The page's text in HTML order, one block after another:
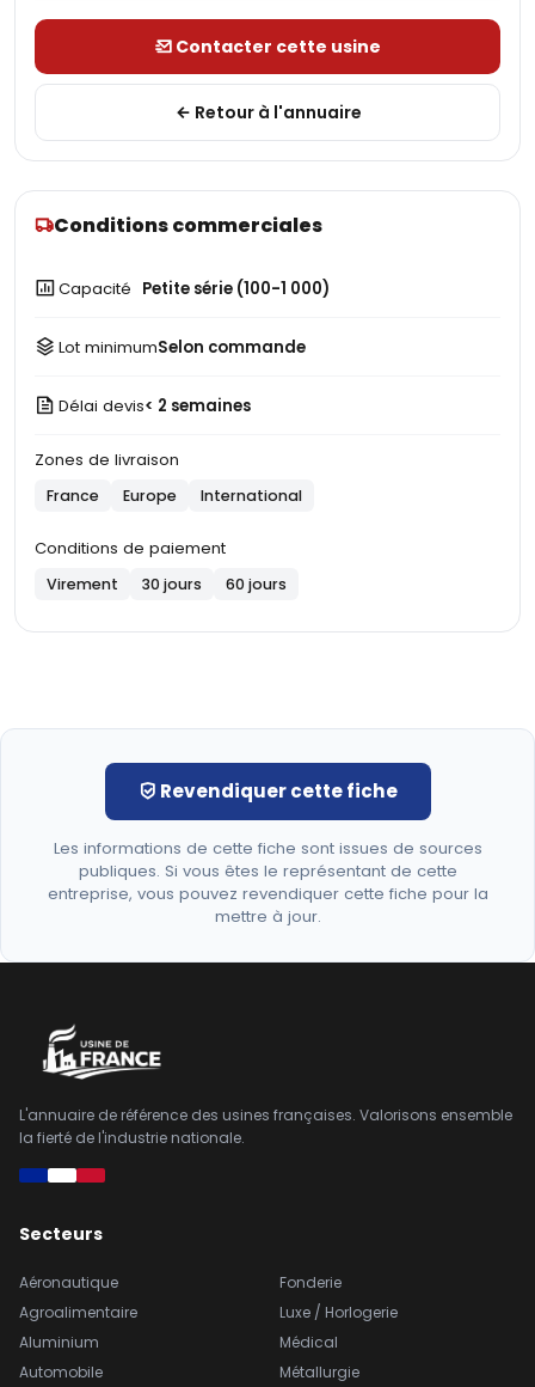
Contacter cette usine
Retour à l'annuaire
Conditions commerciales
Capacité Petite série (100-1 000)
Lot minimumSelon commande
Délai devis< 2 semaines
Zones de livraison
France Europe International
Conditions de paiement
Virement 30 jours 60 jours
Revendiquer cette fiche
Les informations de cette fiche sont issues de sources
publiques. Si vous êtes le représentant de cette
entreprise, vous pouvez revendiquer cette fiche pour la
mettre à jour.
L'annuaire de référence des usines françaises. Valorisons ensemble
la fierté de l'industrie nationale.
Secteurs
Aéronautique
Agroalimentaire
Aluminium
Automobile
Fonderie
Luxe / Horlogerie
Médical
Métallurgie